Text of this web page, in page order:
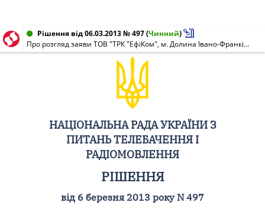
Рішення від 06.03.2013 № 497(Чинний)
Про розгляд заяви ТОВ "ТРК "ЕфіКом", м. Долина Івано-Франківської обл., "Про скасування санкції "оголошення попередження" (НР N 0982-м від 06.08.2009)
НАЦІОНАЛЬНА РАДА УКРАЇНИ З
ПИТАНЬ ТЕЛЕБАЧЕННЯ І
РАДІОМОВЛЕННЯ
РІШЕННЯ
від 6 березня 2013 року N 497